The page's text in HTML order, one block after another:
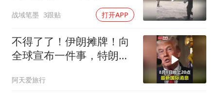
战域笔墨 3跟贴 打开APP
不得了了！伊朗摊牌！向
全球宣布一件事，特朗普
阿天爱旅行